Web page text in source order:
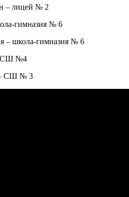
– лицей № 2
гимназия № 6
– школа-гимназия № 6
СШ №4
– СШ № 3